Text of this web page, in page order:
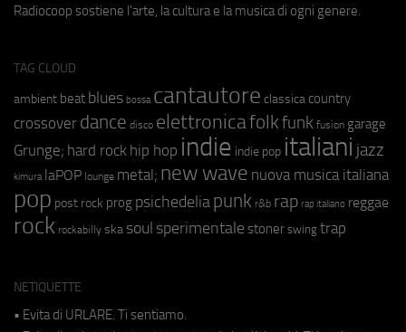
Radiocoop sostiene l'arte, la cultura e la musica di ogni genere.
TAG CLOUD
ambient beat blues bossa cantautore classica country
crossover dance disco elettronicafolkfunk fusion garage
Grunge; hard rock hip hop indie indie pop italiani jazz
kimura laPOP lounge metal; new wave nuova musica italiana
pop post rock prog psichedeliapunk r&b rap rap italiano reggae
rock rockabilly ska soul sperimentale stoner swing trap
NETIQUETTE
• Evita di URLARE. Ti sentiamo.